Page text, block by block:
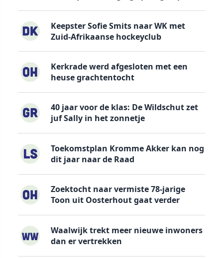
Keepster Sofie Smits naar WK met
Zuid-Afrikaanse hockeyclub
Kerkrade werd afgesloten met een
heuse grachtentocht
40 jaar voor de klas: De Wildschut zet
juf Sally in het zonnetje
Toekomstplan Kromme Akker kan nog
dit jaar naar de Raad
Zoektocht naar vermiste 78-jarige
Toon uit Oosterhout gaat verder
Waalwijk trekt meer nieuwe inwoners
dan er vertrekken